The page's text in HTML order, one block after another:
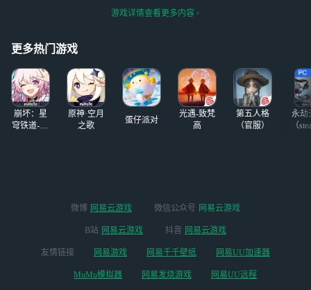
保持着热情，至少
肥很肥。杂食厨。
本来主推日奈。抽
白子可爱捏。买了
镑。
云游戏玩的。没有
下载不中。快燃舍
利子了。打了100
游戏详情查看更多内容
更多热门游戏
崩坏：星
穹铁道-4.4
原神·空月
之歌
蛋仔派对
光遇-致梵
高
第五人格
（官服）
永劫
（
微博 网易云游戏 微信公众号 网易云游戏
B站 网易云游戏 抖音 网易云游戏
友情链接 网易游戏 网易千千壁纸 网易UU加速器
MuMu模拟器 网易发烧游戏 网易UU远程